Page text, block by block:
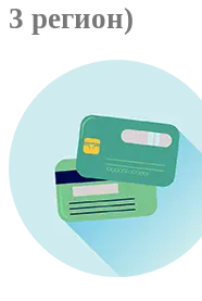
3 регион)